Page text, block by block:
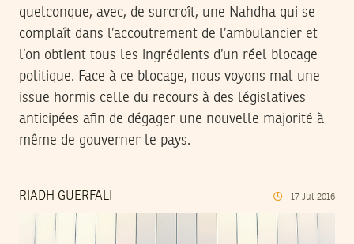
quelconque, avec, de surcroît, une Nahdha qui se
complaît dans l’accoutrement de l’ambulancier et
l’on obtient tous les ingrédients d’un réel blocage
politique. Face à ce blocage, nous voyons mal une
issue hormis celle du recours à des législatives
anticipées afin de dégager une nouvelle majorité à
même de gouverner le pays.
RIADH GUERFALI 17 Jul 2016